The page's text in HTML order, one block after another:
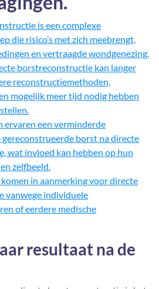
is een complexe
die risico’s met zich meebrengt,
en vertraagde wondgenezing.
borstreconstructie kan langer
reconstructiemethoden,
mogelijk meer tijd nodig hebben
ervaren een verminderde
gereconstrueerde borst na directe
wat invloed kan hebben op hun
zelfbeeld.
in aanmerking voor directe
vanwege individuele
of eerdere medische
resultaat na de